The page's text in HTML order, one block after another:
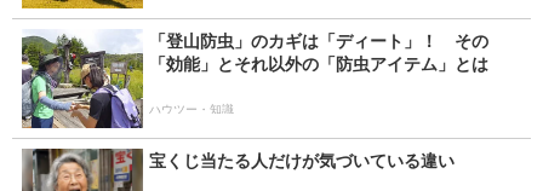
「登山防虫」のカギは「ディート」！ その
「効能」とそれ以外の「防虫アイテム」とは
ハウツー・知識
宝くじ当たる人だけが気づいている違い